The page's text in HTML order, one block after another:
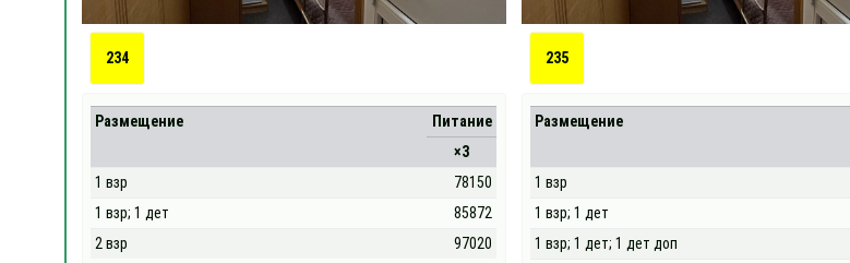
234
Размещение
Питание
×3
1 взр
78150
1 взр; 1 дет
85872
2 взр
97020
235
Размещение
1 взр
1 взр; 1 дет
1 взр; 1 дет; 1 дет доп